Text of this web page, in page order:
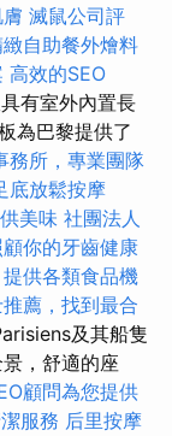
滅鼠公司評
自助餐外燴料
高效的SEO
有室外內置長
為巴黎提供了
務所，專業團隊
底放鬆按摩
美味 社團法人
你的牙齒健康
提供各類食品機
薦，找到最合
及其船隻
，舒適的座
顧問為您提供
服務 后里按摩